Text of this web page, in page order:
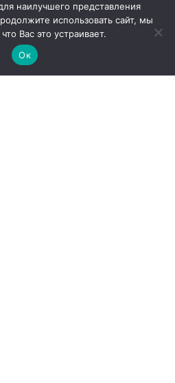
наилучшего представления
использовать сайт, мы
Вас это устраивает.
Ок